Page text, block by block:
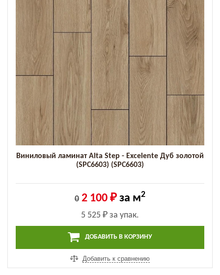
Виниловый ламинат Alta Step - Excelente Дуб золотой
(SPC6603) (SPC6603)
0 2 100 ₽ за м2
5 525 ₽ за упак.
ДОБАВИТЬ В КОРЗИНУ
Добавить к сравнению